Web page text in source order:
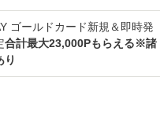
ゴールドカード新規＆即時発
合計最大23,000Pもらえる※諸
り